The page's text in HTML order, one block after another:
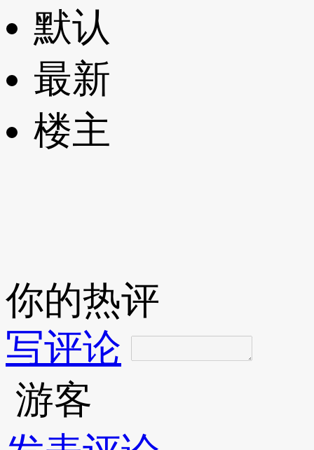
默认
最新
楼主
你的热评
写评论
游客